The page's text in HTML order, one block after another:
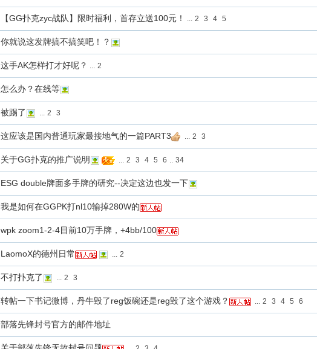
【GG扑克zyc战队】限时福利，首存立送100元！ ... 2 3 4 5
你就说这发牌搞不搞笑吧！？
这手AK怎样打才好呢？ ... 2
怎么办？在线等
被踢了 ... 2 3
这应该是国内普通玩家最接地气的一篇PART3 ... 2 3
关于GG扑克的推广说明 ... 2 3 4 5 6 .. 34
ESG double牌面多手牌的研究--决定这边也发一下
我是如何在GGPK打nl10输掉280W的
wpk zoom1-2-4目前10万手牌，+4bb/100
LaomoX的德州日常 ... 2
不打扑克了 ... 2 3
转帖一下书记微博，丹牛毁了reg饭碗还是reg毁了这个游戏？ ... 2 3 4 5 6
部落先锋封号官方的邮件地址